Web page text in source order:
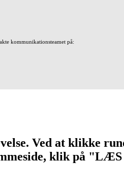
kommunikationsteamet på:
Ved at klikke
klik på